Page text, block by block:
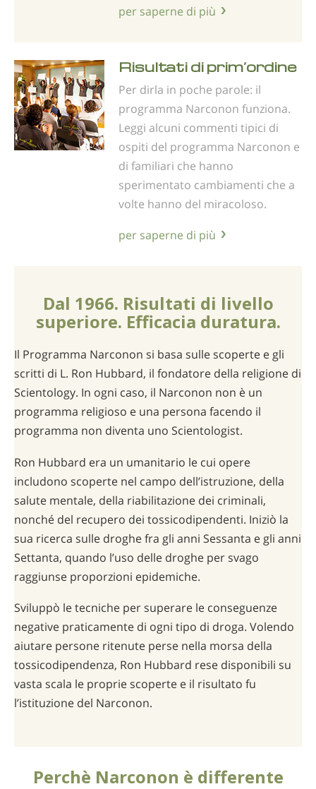
per saperne di più
Risultati di prim’ordine
Per dirla in poche parole: il
programma Narconon funziona.
Leggi alcuni commenti tipici di
ospiti del programma Narconon e
di familiari che hanno
sperimentato cambiamenti che a
volte hanno del miracoloso.
per saperne di più
Dal 1966. Risultati di livello
superiore. Efficacia duratura.
Il Programma Narconon si basa sulle scoperte e gli
scritti di L. Ron Hubbard, il fondatore della religione di
Scientology. In ogni caso, il Narconon non è un
programma religioso e una persona facendo il
programma non diventa uno Scientologist.
Ron Hubbard era un umanitario le cui opere
includono scoperte nel campo dell’istruzione, della
salute mentale, della riabilitazione dei criminali,
nonché del recupero dei tossicodipendenti. Iniziò la
sua ricerca sulle droghe fra gli anni Sessanta e gli anni
Settanta, quando l’uso delle droghe per svago
raggiunse proporzioni epidemiche.
Sviluppò le tecniche per superare le conseguenze
negative praticamente di ogni tipo di droga. Volendo
aiutare persone ritenute perse nella morsa della
tossicodipendenza, Ron Hubbard rese disponibili su
vasta scala le proprie scoperte e il risultato fu
l’istituzione del Narconon.
Perchè Narconon è differente